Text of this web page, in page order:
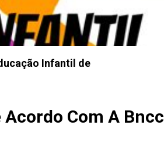
Infantil de
Com A Bncc